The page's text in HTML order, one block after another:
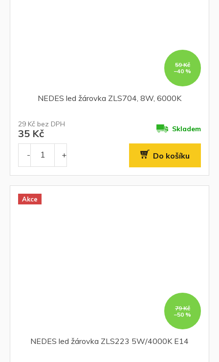
59 Kč
–40 %
NEDES led žárovka ZLS704, 8W, 6000K
29 Kč bez DPH
35 Kč Skladem
Do košíku
Akce
79 Kč
–50 %
NEDES led žárovka ZLS223 5W/4000K E14